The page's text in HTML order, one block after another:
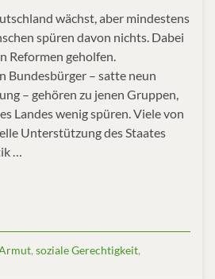
wächst, aber mindestens
spüren davon nichts. Dabei
Reformen geholfen.
Bundesbürger – satte neun
– gehören zu jenen Gruppen,
Landes wenig spüren. Viele von
Unterstützung des Staates
…
, soziale Gerechtigkeit,